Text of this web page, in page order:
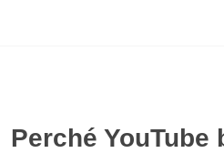
Perché YouTube